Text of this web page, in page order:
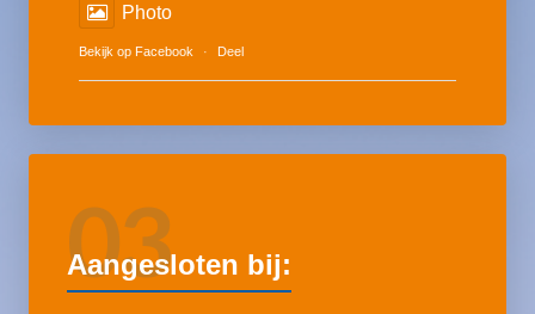
Photo
Bekijk op Facebook · Deel
03
Aangesloten bij: